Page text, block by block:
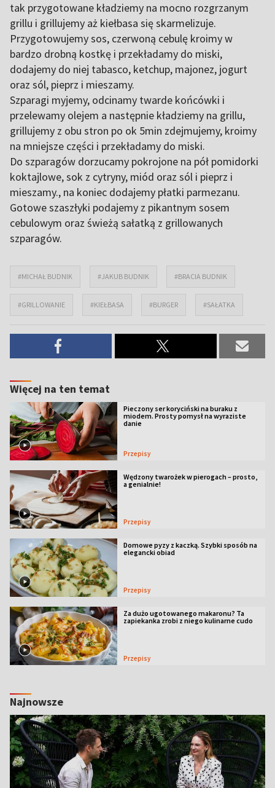
tak przygotowane kładziemy na mocno rozgrzanym
grillu i grillujemy aż kiełbasa się skarmelizuje.
Przygotowujemy sos, czerwoną cebulę kroimy w
bardzo drobną kostkę i przekładamy do miski,
dodajemy do niej tabasco, ketchup, majonez, jogurt
oraz sól, pieprz i mieszamy.
Szparagi myjemy, odcinamy twarde końcówki i
przelewamy olejem a następnie kładziemy na grillu,
grillujemy z obu stron po ok 5min zdejmujemy, kroimy
na mniejsze części i przekładamy do miski.
Do szparagów dorzucamy pokrojone na pół pomidorki
koktajlowe, sok z cytryny, miód oraz sól i pieprz i
mieszamy., na koniec dodajemy płatki parmezanu.
Gotowe szaszłyki podajemy z pikantnym sosem
cebulowym oraz świeżą sałatką z grillowanych
szparagów.
#MICHAŁ BUDNIK #JAKUB BUDNIK #BRACIA BUDNIK
#GRILLOWANIE #KIEŁBASA #BURGER #SAŁATKA
Więcej na ten temat
Pieczony ser koryciński na buraku z
miodem. Prosty pomysł na wyraziste
danie
Przepisy
Wędzony twarożek w pierogach – prosto,
a genialnie!
Przepisy
Domowe pyzy z kaczką. Szybki sposób na
elegancki obiad
Przepisy
Za dużo ugotowanego makaronu? Ta
zapiekanka zrobi z niego kulinarne cudo
Przepisy
Najnowsze